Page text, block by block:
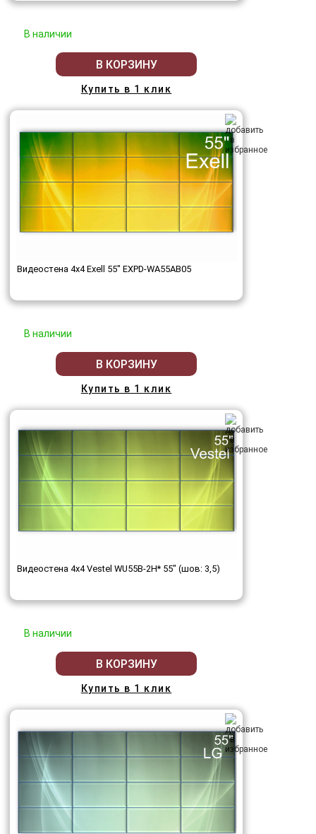
В наличии
В КОРЗИНУ
Купить в 1 клик
Видеостена 4x4 Exell 55" EXPD-WA55AB05
В наличии
В КОРЗИНУ
Купить в 1 клик
Видеостена 4x4 Vestel WU55B-2H* 55" (шов: 3,5)
В наличии
В КОРЗИНУ
Купить в 1 клик